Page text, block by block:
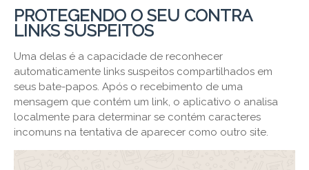
PROTEGENDO O SEU CONTRA
LINKS SUSPEITOS
Uma delas é a capacidade de reconhecer
automaticamente links suspeitos compartilhados em
seus bate-papos. Após o recebimento de uma
mensagem que contém um link, o aplicativo o analisa
localmente para determinar se contém caracteres
incomuns na tentativa de aparecer como outro site.